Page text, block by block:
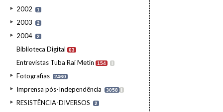
2002 1
2003 2
2004 2
Biblioteca Digital 63
Entrevistas Tuba Rai Metin 154 I
Fotografias 2460
Imprensa pós-Independência 3058 I
RESISTÊNCIA-DIVERSOS 2